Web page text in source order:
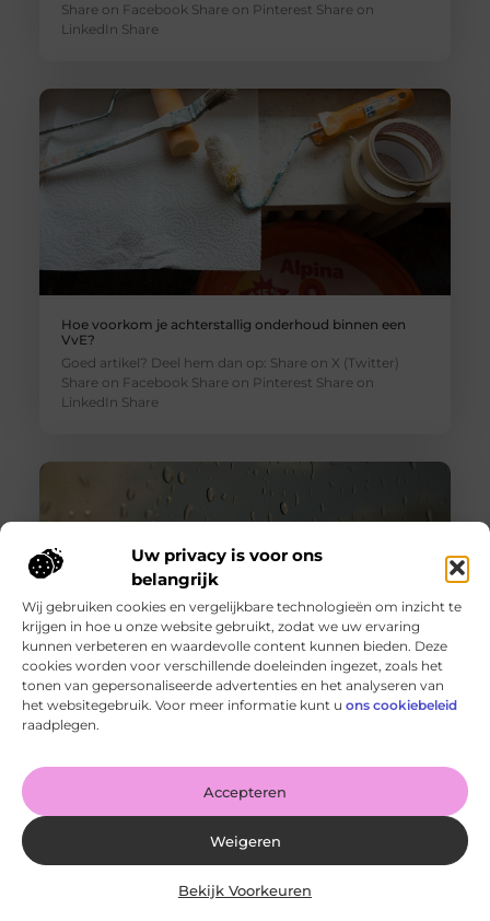
Uw privacy is voor ons
belangrijk
Wij gebruiken cookies en vergelijkbare technologieën om inzicht te
krijgen in hoe u onze website gebruikt, zodat we uw ervaring
kunnen verbeteren en waardevolle content kunnen bieden. Deze
cookies worden voor verschillende doeleinden ingezet, zoals het
tonen van gepersonaliseerde advertenties en het analyseren van
het websitegebruik. Voor meer informatie kunt u ons cookiebeleid
raadplegen.
Accepteren
Weigeren
Bekijk Voorkeuren
Share on Facebook Share on Pinterest Share on
LinkedIn Share
Hoe voorkom je achterstallig onderhoud binnen een
VvE?
Goed artikel? Deel hem dan op: Share on X (Twitter)
Share on Facebook Share on Pinterest Share on
LinkedIn Share
Wanneer schakel je een glaszetter in en wat kun je van
hem verwachten?
Goed artikel? Deel hem dan op: Share on X (Twitter)